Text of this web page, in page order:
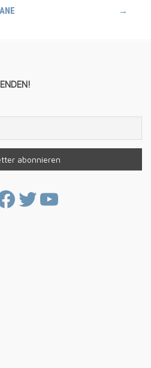
→
Twitter
YouTube